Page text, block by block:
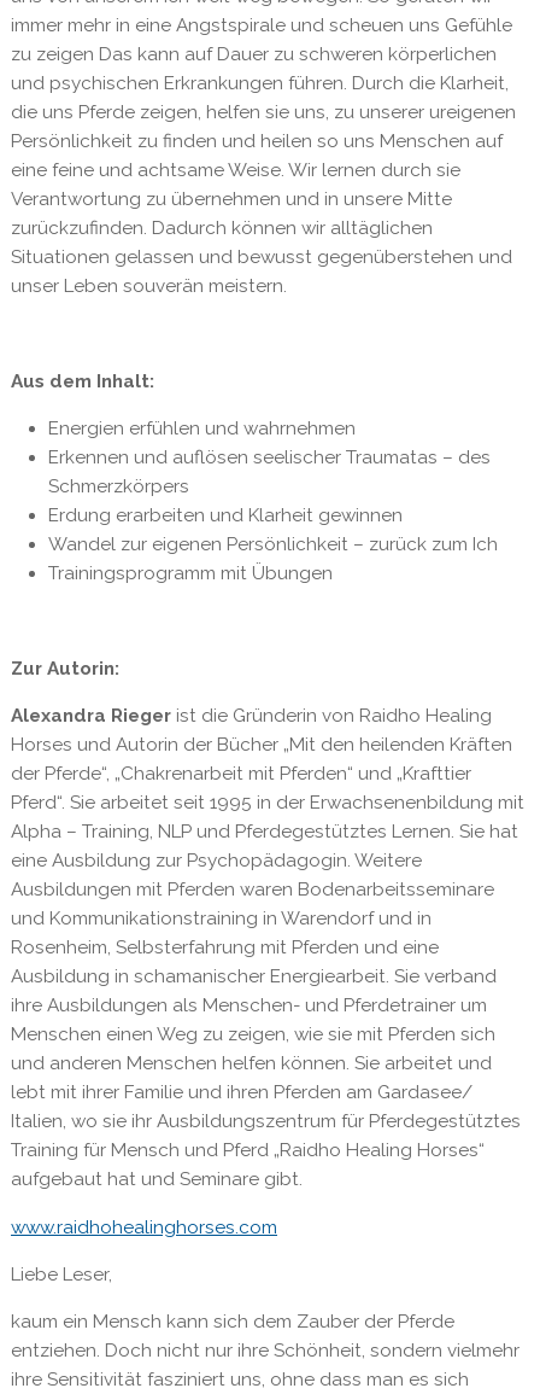
immer mehr in eine Angstspirale und scheuen uns Gefühle
zu zeigen Das kann auf Dauer zu schweren körperlichen
und psychischen Erkrankungen führen. Durch die Klarheit,
die uns Pferde zeigen, helfen sie uns, zu unserer ureigenen
Persönlichkeit zu finden und heilen so uns Menschen auf
eine feine und achtsame Weise. Wir lernen durch sie
Verantwortung zu übernehmen und in unsere Mitte
zurückzufinden. Dadurch können wir alltäglichen
Situationen gelassen und bewusst gegenüberstehen und
unser Leben souverän meistern.
Aus dem Inhalt:
Energien erfühlen und wahrnehmen
Erkennen und auflösen seelischer Traumatas – des
Schmerzkörpers
Erdung erarbeiten und Klarheit gewinnen
Wandel zur eigenen Persönlichkeit – zurück zum Ich
Trainingsprogramm mit Übungen
Zur Autorin:
Alexandra Riegerist die Gründerin von Raidho Healing
Horses und Autorin der Bücher „Mit den heilenden Kräften
der Pferde“, „Chakrenarbeit mit Pferden“ und „Krafttier
Pferd“. Sie arbeitet seit 1995 in der Erwachsenenbildung mit
Alpha – Training, NLP und Pferdegestütztes Lernen. Sie hat
eine Ausbildung zur Psychopädagogin. Weitere
Ausbildungen mit Pferden waren Bodenarbeitsseminare
und Kommunikationstraining in Warendorf und in
Rosenheim, Selbsterfahrung mit Pferden und eine
Ausbildung in schamanischer Energiearbeit. Sie verband
ihre Ausbildungen als Menschen- und Pferdetrainer um
Menschen einen Weg zu zeigen, wie sie mit Pferden sich
und anderen Menschen helfen können. Sie arbeitet und
lebt mit ihrer Familie und ihren Pferden am Gardasee/
Italien, wo sie ihr Ausbildungszentrum für Pferdegestütztes
Training für Mensch und Pferd „Raidho Healing Horses“
aufgebaut hat und Seminare gibt.
www.raidhohealinghorses.com
Liebe Leser,
kaum ein Mensch kann sich dem Zauber der Pferde
entziehen. Doch nicht nur ihre Schönheit, sondern vielmehr
ihre Sensitivität fasziniert uns, ohne dass man es sich